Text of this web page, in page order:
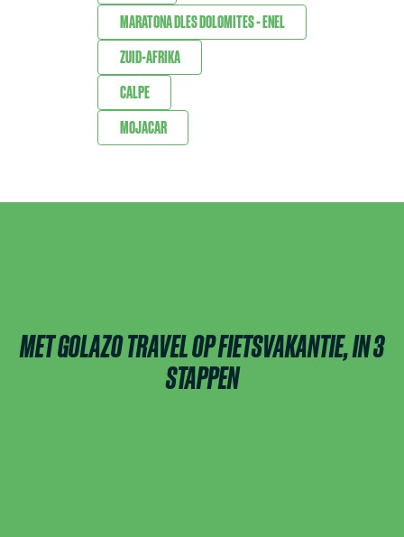
MARATONA DLES DOLOMITES - ENEL
ZUID-AFRIKA
CALPE
MOJACAR
MET GOLAZO TRAVEL OP FIETSVAKANTIE, IN 3
STAPPEN